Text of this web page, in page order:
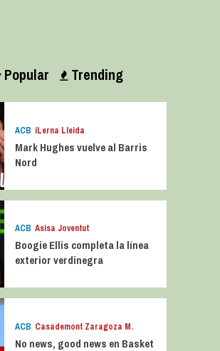
Popular Trending
ACB iLerna Lleida
Mark Hughes vuelve al Barris
Nord
ACB Asisa Joventut
Boogie Ellis completa la línea
exterior verdinegra
ACB Casademont Zaragoza M.
No news, good news en Basket